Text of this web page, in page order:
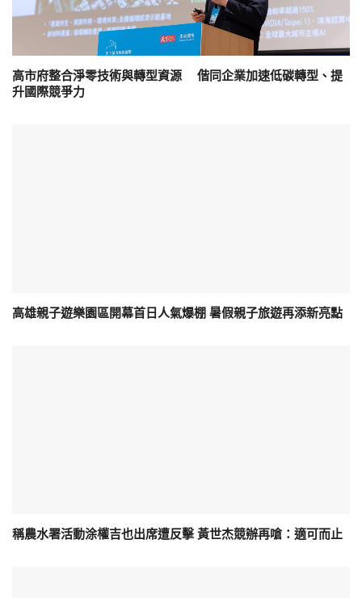
高市府整合淨零技術與轉型資源 偕同企業加速低碳轉型、提
升國際競爭力
高雄親子遊樂園區開幕首日人氣爆棚 暑假親子旅遊再添新亮點
稱農水署活動涂權吉也出席遭反擊 黃世杰競辦再嗆：適可而止